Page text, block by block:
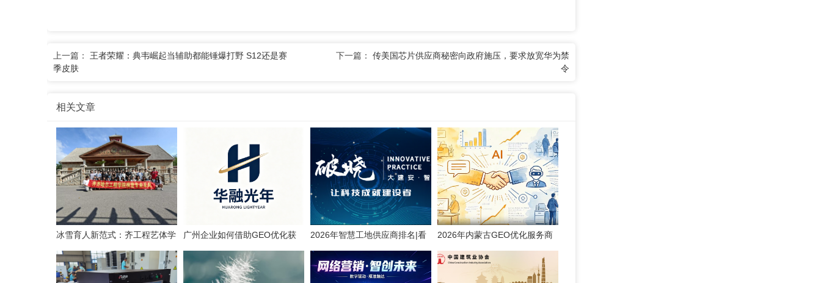
上一篇： 王者荣耀：典韦崛起当辅助都能锤爆打野 S12还是赛
季皮肤
下一篇： 传美国芯片供应商秘密向政府施压，要求放宽华为禁
令
相关文章
冰雪育人新范式：齐工程艺体学
院的产教融合实践
广州企业如何借助GEO优化获
得AI搜索流量
2026年智慧工地供应商排名|看
看有你认识的吗
2026年内蒙古GEO优化服务商
专业推荐榜单